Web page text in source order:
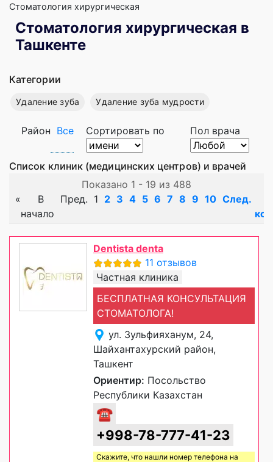
Стоматология хирургическая
Стоматология хирургическая в
Ташкенте
Категории
Удаление зуба Удаление зуба мудрости
Район Все Сортировать по Пол врача
Список клиник (медицинских центров) и врачей
Показано 1 - 19 из 488
«
В
начало
Пред. 1 2 3 4 5 6 7 8 9 10 След.
Dentista denta
11 отзывов
Частная клиника
БЕСПЛАТНАЯ КОНСУЛЬТАЦИЯ
СТОМАТОЛОГА!
ул. Зульфияханум, 24,
Шайхантахурский район,
Ташкент
Ориентир: Посольство
Республики Казахстан
☎
+998-78-777-41-23
Скажите, что нашли номер телефона на